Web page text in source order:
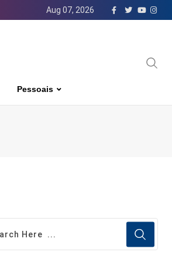
Aug 07, 2026
Pessoais